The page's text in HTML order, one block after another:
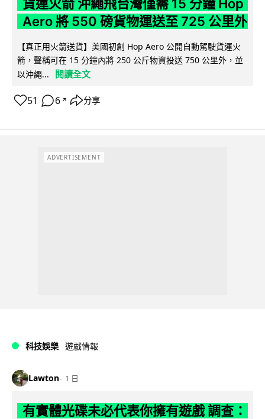
貨運火箭 沖繩飛台灣僅需 15 分鐘 Hop
Aero 將 550 磅貨物運送至 725 公里外
【真正用火箭送貨】美國初創 Hop Aero 公開自動駕駛貨運火
箭，聲稱可在 15 分鐘內將 250 公斤物資投送 750 公里外，並
以沖繩...
閱讀全文
51 6 ↗ 分享
ADVERTISEMENT
科技娛樂 遊戲情報
Lawton 1 日
有實體光碟未必代表你擁有遊戲 調查：